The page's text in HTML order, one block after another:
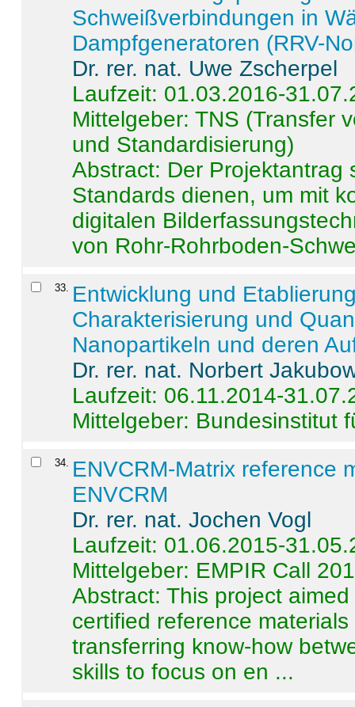
Schweißverbindungen in
Dampfgeneratoren (RRV-
Dr. rer. nat. Uwe Zscherpel
Laufzeit: 01.03.2016-
Mittelgeber: TNS (Transfer
und Standardisierung)
Abstract: Der Projektantrag
Standards dienen, um mit
digitalen
von Rohr-Rohrboden-
33. Entwicklung und
Charakterisierung und
Nanopartikeln und deren
Dr. rer. nat. Norbert
Laufzeit: 06.11.2014-
Mittelgeber: Bundesinstitut
34. ENVCRM-Matrix reference
ENVCRM
Dr. rer. nat. Jochen Vogl
Laufzeit: 01.06.2015-
Mittelgeber: EMPIR Call
Abstract:This project
certified reference
transferring know-how
skills to focus on en ...